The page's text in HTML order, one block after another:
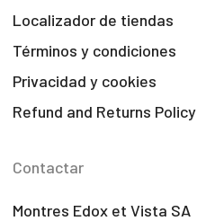
Localizador de tiendas
Términos y condiciones
Privacidad y cookies
Refund and Returns Policy
Contactar
Montres Edox et Vista SA